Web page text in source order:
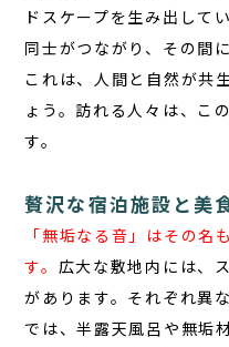
ドスケープを生み出して
同士がつながり、その間
これは、人間と自然が共
ょう。訪れる人々は、こ
す。
贅沢な宿泊施設と美
「無垢なる音」はその名
す。 広大な敷地内には、
があります。それぞれ異
では、半露天風呂や無垢